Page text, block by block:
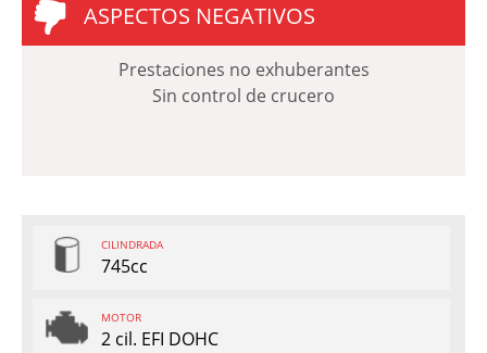
ASPECTOS NEGATIVOS
Prestaciones no exhuberantes
Sin control de crucero
CILINDRADA
745cc
MOTOR
2 cil. EFI DOHC